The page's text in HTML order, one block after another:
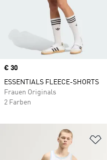
Price
€ 30
ESSENTIALS FLEECE-SHORTS
Frauen Originals
2 Farben